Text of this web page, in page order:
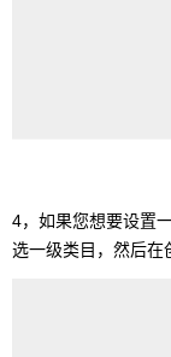
4，如果您想要设置
选一级类目，然后在